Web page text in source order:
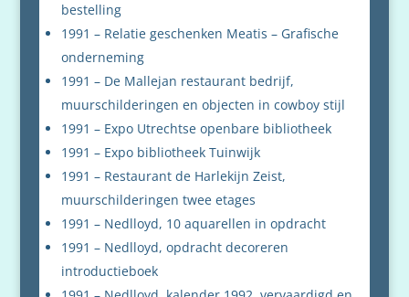
bestelling
1991 – Relatie geschenken Meatis – Grafische
onderneming
1991 – De Mallejan restaurant bedrijf,
muurschilderingen en objecten in cowboy stijl
1991 – Expo Utrechtse openbare bibliotheek
1991 – Expo bibliotheek Tuinwijk
1991 – Restaurant de Harlekijn Zeist,
muurschilderingen twee etages
1991 – Nedlloyd, 10 aquarellen in opdracht
1991 – Nedlloyd, opdracht decoreren
introductieboek